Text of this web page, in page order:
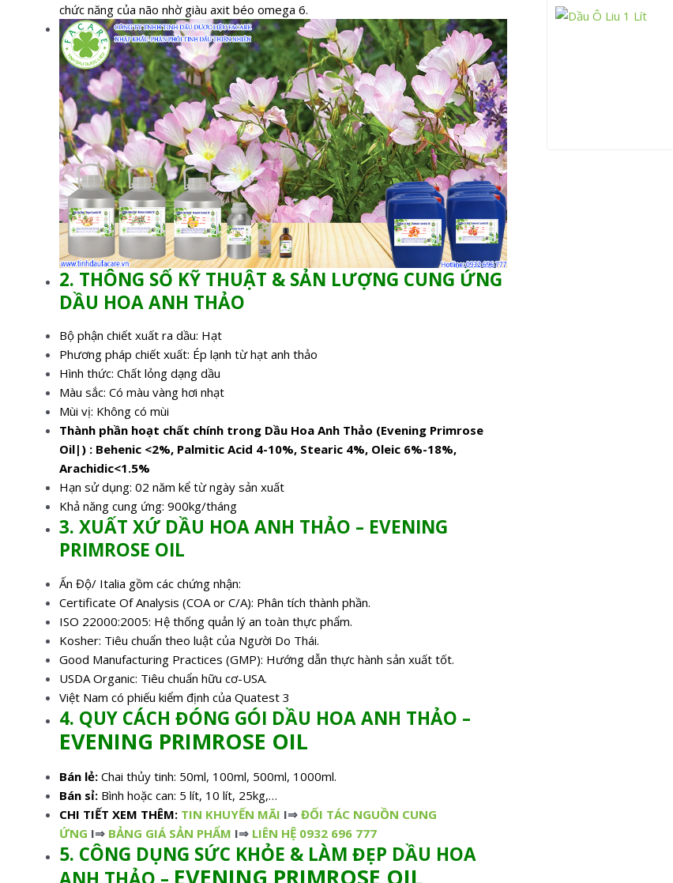
chức năng của não nhờ giàu axit béo omega 6.
2. THÔNG SỐ KỸ THUẬT & SẢN LƯỢNG CUNG ỨNG
DẦU HOA ANH THẢO
Bộ phận chiết xuất ra dầu: Hạt
Phương pháp chiết xuất: Ép lạnh từ hạt anh thảo
Hình thức: Chất lỏng dạng dầu
Màu sắc: Có màu vàng hơi nhạt
Mùi vị: Không có mùi
Thành phần hoạt chất chính trong Dầu Hoa Anh Thảo (Evening Primrose
Oil|) : Behenic <2%, Palmitic Acid 4-10%, Stearic 4%, Oleic 6%-18%,
Arachidic<1.5%
Hạn sử dụng: 02 năm kể từ ngày sản xuất
Khả năng cung ứng: 900kg/tháng
3. XUẤT XỨ DẦU HOA ANH THẢO – EVENING
PRIMROSE OIL
Ấn Độ/ Italia gồm các chứng nhận:
Certificate Of Analysis (COA or C/A): Phân tích thành phần.
ISO 22000:2005: Hệ thống quản lý an toàn thực phẩm.
Kosher: Tiêu chuẩn theo luật của Người Do Thái.
Good Manufacturing Practices (GMP): Hướng dẫn thực hành sản xuất tốt.
USDA Organic: Tiêu chuẩn hữu cơ-USA.
Việt Nam có phiếu kiểm định của Quatest 3
4. QUY CÁCH ĐÓNG GÓI DẦU HOA ANH THẢO –
EVENING PRIMROSE OIL
Bán lẻ: Chai thủy tinh: 50ml, 100ml, 500ml, 1000ml.
Bán sỉ: Bình hoặc can: 5 lít, 10 lít, 25kg,…
CHI TIẾT XEM THÊM: TIN KHUYẾN MÃI I⇒ ĐỐI TÁC NGUỒN CUNG
ỨNG I⇒ BẢNG GIÁ SẢN PHẨM I⇒ LIÊN HỆ 0932 696 777
5. CÔNG DỤNG SỨC KHỎE & LÀM ĐẸP DẦU HOA
EVENING PRIMROSE OIL